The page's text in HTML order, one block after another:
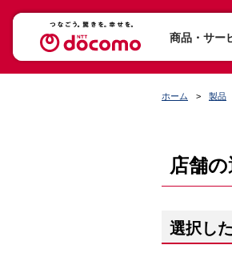
商品・サー
ホーム 製品
店舗
選択し